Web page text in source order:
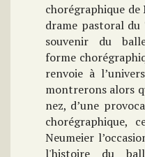
chorégraphique de
drame pastoral du
souvenir du
forme
renvoie à
montrerons alors
nez, d’une
chorégraphique,
Neumeier
l'histoire du